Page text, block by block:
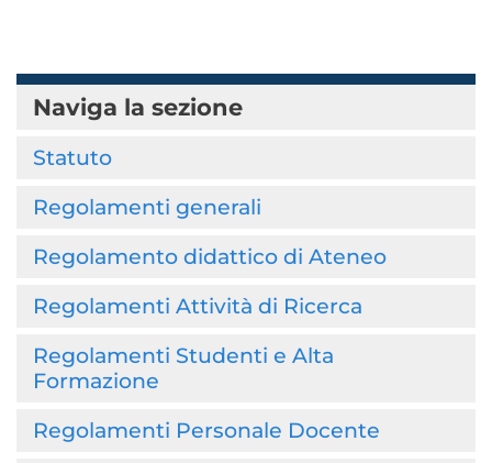
Naviga la sezione
Statuto
Regolamenti generali
Regolamento didattico di Ateneo
Regolamenti Attività di Ricerca
Regolamenti Studenti e Alta
Formazione
Regolamenti Personale Docente